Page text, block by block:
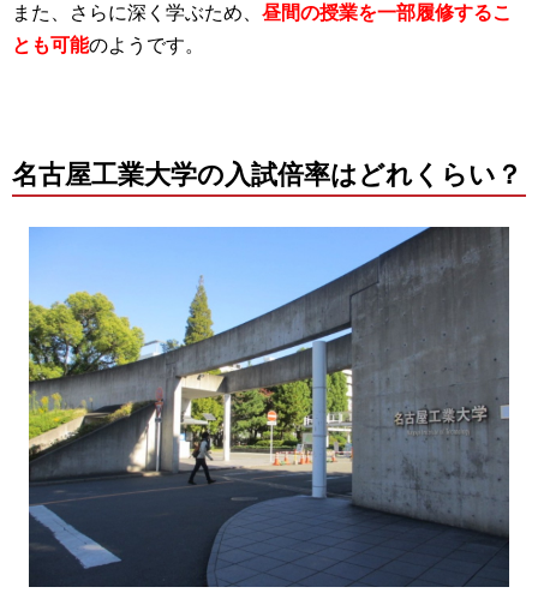
また、さらに深く学ぶため、 昼間の授業を一部履修するこ
とも可能のようです。
名古屋工業大学の入試倍率はどれくらい？